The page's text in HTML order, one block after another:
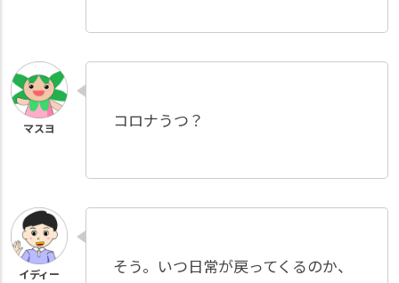
コロナうつ？
そう。いつ日常が戻ってくるのか、